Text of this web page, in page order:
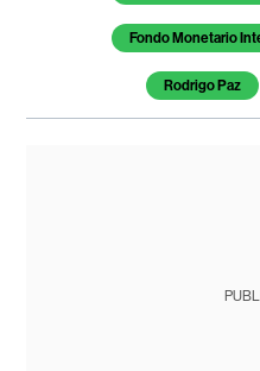
Fondo Monetario
Rodrigo Paz